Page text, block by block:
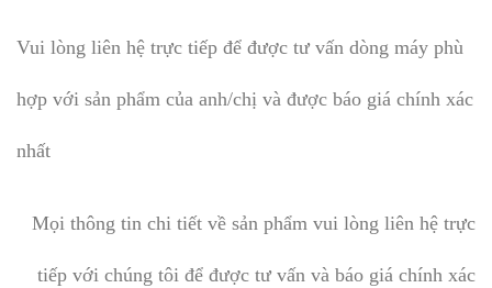
Vui lòng liên hệ trực tiếp để được tư vấn dòng máy phù
hợp với sản phẩm của anh/chị và được báo giá chính xác
nhất
Mọi thông tin chi tiết về sản phẩm vui lòng liên hệ trực
tiếp với chúng tôi để được tư vấn và báo giá chính xác